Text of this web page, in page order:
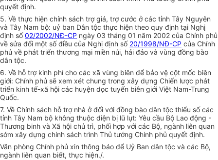
quyết định.
5. Về thực hiện chính sách trợ giá, trợ cước ở các tỉnh Tây Nguyên
và Tây Nam bộ: uỷ ban Dân tộc thực hiện theo quy định tại Nghị
định số02/2002/NĐ-CP ngày 03 tháng 01 năm 2002 của Chính phủ
về sửa đổi một số điều của Nghị định số 20/1998/NĐ-CP của Chính
phủ về phát triển thương mại miền núi, hải đảo và vùng đồng bào
dân tộc.
6. Về hỗ trợ kinh phí cho các xã vùng biên để bảo vệ cột mốc biên
giới: Chính phủ sẽ xem xét chung trong xây dựng Chiến lược phát
triển kinh tế-xã hội các huyện dọc tuyến biên giới Việt Nam-Trung
Quốc.
7. Về Chính sách hỗ trợ nhà ở đối với đồng bào dân tộc thiểu số các
tỉnh Tây Nam bộ không thuộc diện bị lũ lụt: Yêu cầu Bộ Lao động -
Thương binh và Xã hội chủ trì, phối hợp với các Bộ, ngành liên quan
sớm xây dựng chính sách trình Thủ tướng Chính phủ quyết định.
Văn phòng Chính phủ xin thông báo để Uỷ Ban dân tộc và các Bộ,
ngành liên quan biết, thực hiện./.